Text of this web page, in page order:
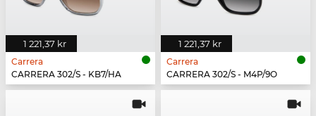
1 221,37 kr
Carrera
CARRERA 302/S - KB7/HA
1 221,37 kr
Carrera
CARRERA 302/S - M4P/9O